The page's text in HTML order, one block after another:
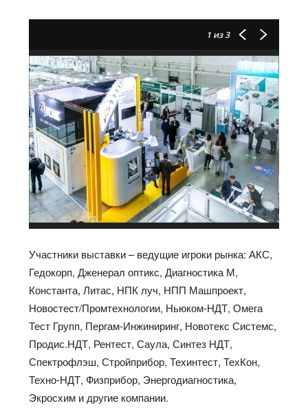
1из 3
Участники выставки – ведущие игроки рынка: АКС,
Гедокорп, Дженерал оптикс, Диагностика М,
Константа, Литас, НПК луч, НПП Машпроект,
Новостест/Промтехнологии, Ньюком-НДТ, Омега
Тест Групп, Пергам-Инжиниринг, Новотекс Системс,
Продис.НДТ, Рентест, Саула, Синтез НДТ,
Спектрофлэш, Стройприбор, Техинтест, ТехКон,
Техно-НДТ, Физприбор, Энергодиагностика,
Экросхим и другие компании.